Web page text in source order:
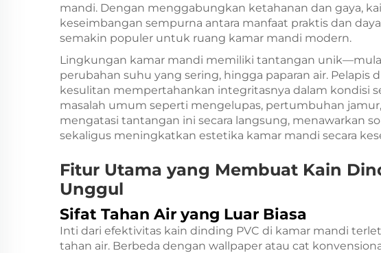
mandi. Dengan menggabungkan ketahanan dan gaya,
keseimbangan sempurna antara manfaat praktis dan
semakin populer untuk ruang kamar mandi modern.
Lingkungan kamar mandi memiliki tantangan
perubahan suhu yang sering, hingga paparan air. Pelapis
kesulitan mempertahankan integritasnya dalam kondisi
masalah umum seperti mengelupas, pertumbuhan
mengatasi tantangan ini secara langsung, menawarkan
sekaligus meningkatkan estetika kamar mandi secara
Fitur Utama yang Membuat Kain
Unggul
Sifat Tahan Air yang Luar Biasa
Inti dari efektivitas kain dinding PVC di kamar mandi
tahan air. Berbeda dengan wallpaper atau cat